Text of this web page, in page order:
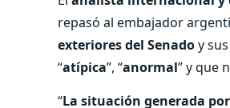
repasó al embajador
exteriores del Senadoy
“atípica”, “anormal” y que
“La situación generada